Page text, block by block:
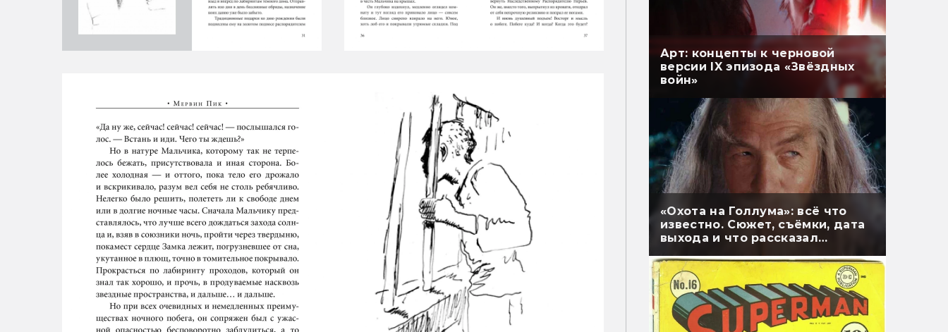
Арт: концепты к черновой
версии IX эпизода «Звёздных
войн»
«Охота на Голлума»: всё что
известно. Сюжет, съёмки, дата
выхода и что рассказал